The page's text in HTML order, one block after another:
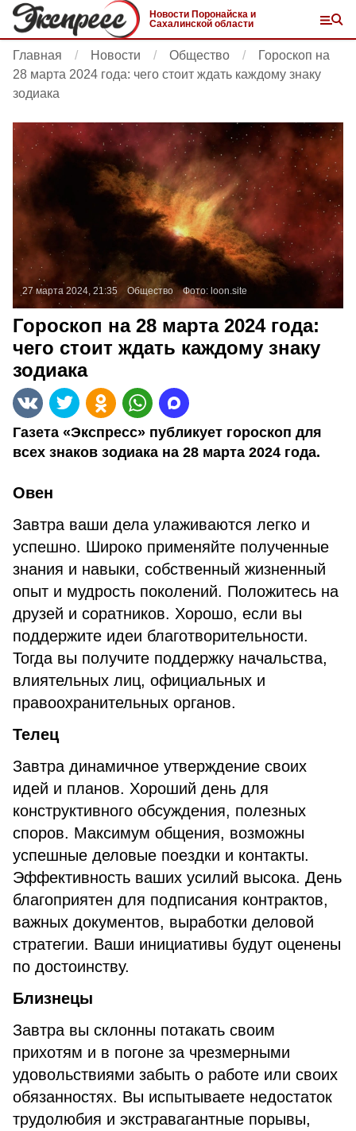
Новости Поронайска и
Сахалинской области
Главная Новости Общество
Гороскоп на
28 марта 2024 года: чего стоит ждать каждому знаку
зодиака
27 марта 2024, 21:35 Общество Фото: loon.site
Гороскоп на 28 марта 2024 года:
чего стоит ждать каждому знаку
зодиака
Газета «Экспресс» публикует гороскоп для
всех знаков зодиака на 28 марта 2024 года.
Овен
Завтра ваши дела улаживаются легко и
успешно. Широко применяйте полученные
знания и навыки, собственный жизненный
опыт и мудрость поколений. Положитесь на
друзей и соратников. Хорошо, если вы
поддержите идеи благотворительности.
Тогда вы получите поддержку начальства,
влиятельных лиц, официальных и
правоохранительных органов.
Телец
Завтра динамичное утверждение своих
идей и планов. Хороший день для
конструктивного обсуждения, полезных
споров. Максимум общения, возможны
успешные деловые поездки и контакты.
Эффективность ваших усилий высока. День
благоприятен для подписания контрактов,
важных документов, выработки деловой
стратегии. Ваши инициативы будут оценены
по достоинству.
Близнецы
Завтра вы склонны потакать своим
прихотям и в погоне за чрезмерными
удовольствиями забыть о работе или своих
обязанностях. Вы испытываете недостаток
трудолюбия и экстравагантные порывы,